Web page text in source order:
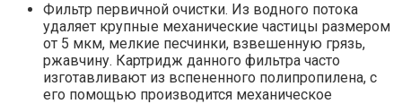
Фильтр первичной очистки. Из водного потока
удаляет крупные механические частицы размером
от 5 мкм, мелкие песчинки, взвешенную грязь,
ржавчину. Картридж данного фильтра часто
изготавливают из вспененного полипропилена, с
его помощью производится механическое